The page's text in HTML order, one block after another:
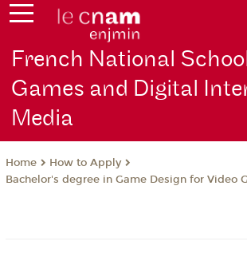
French National
Games and Digital
Media
Home
How to Apply
Bachelor's degree in Game Design for Video